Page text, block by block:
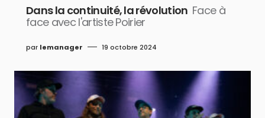
Dans la continuité, la révolution Face à
face avec l'artiste Poirier
par lemanager 19 octobre 2024